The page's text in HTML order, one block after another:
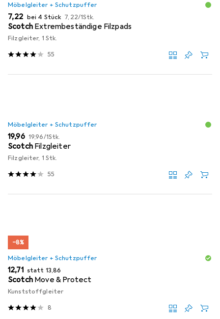
Möbelgleiter + Schutzpuffer
EUR
7,22 bei 4 Stück EUR
7,22/1Stk.
Scotch Extrembeständige Filzpads
Filzgleiter, 1 Stk.
55
Möbelgleiter + Schutzpuffer
EUR
19,96 EUR
19,96/1Stk.
Scotch Filzgleiter
Filzgleiter, 1 Stk.
55
−8%
Möbelgleiter + Schutzpuffer
EUR
12,71 statt EUR
13,86
Scotch Move & Protect
Kunststoffgleiter
8